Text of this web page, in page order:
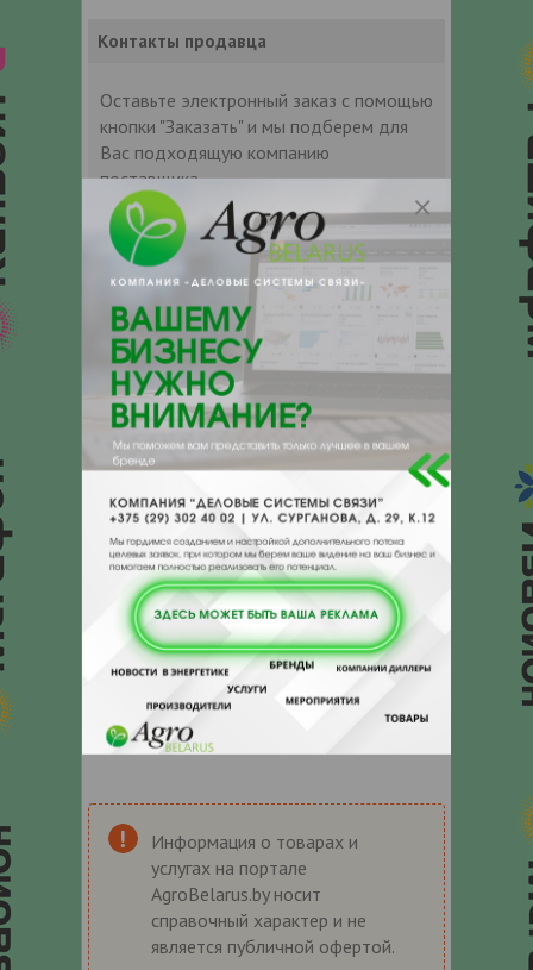
Контакты продавца
Оставьте электронный заказ с помощью
кнопки "Заказать" и мы подберем для
Вас подходящую компанию
поставщика.
Информация о товарах и
услугах на портале
AgroBelarus.by носит
справочный характер и не
является публичной офертой.